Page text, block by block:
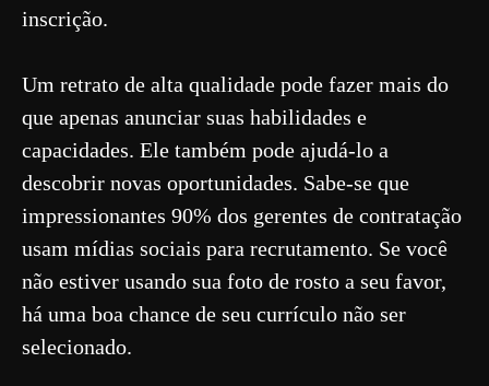
inscrição.
Um retrato de alta qualidade pode fazer mais do
que apenas anunciar suas habilidades e
capacidades. Ele também pode ajudá-lo a
descobrir novas oportunidades. Sabe-se que
impressionantes 90% dos gerentes de contratação
usam mídias sociais para recrutamento. Se você
não estiver usando sua foto de rosto a seu favor,
há uma boa chance de seu currículo não ser
selecionado.